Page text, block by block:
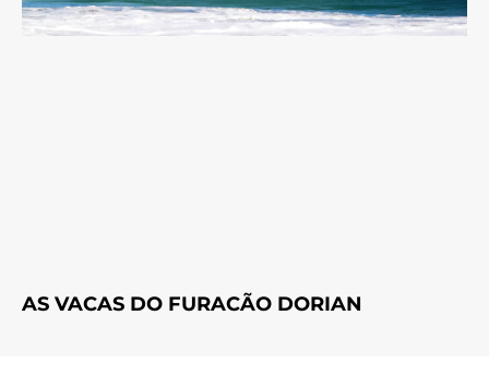
AS VACAS DO FURACÃO DORIAN